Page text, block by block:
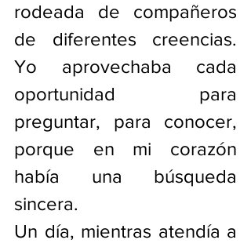
rodeada de compañeros
de diferentes creencias.
Yo aprovechaba cada
oportunidad para
preguntar, para conocer,
porque en mi corazón
había una búsqueda
sincera.
Un día, mientras atendía a